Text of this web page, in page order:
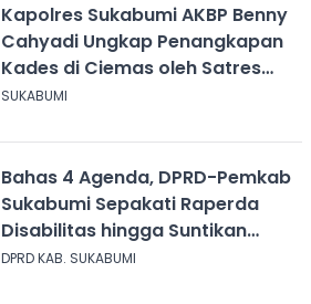
Kapolres Sukabumi AKBP Benny
Cahyadi Ungkap Penangkapan
Kades di Ciemas oleh Satres
Narkoba
SUKABUMI
Bahas 4 Agenda, DPRD-Pemkab
Sukabumi Sepakati Raperda
Disabilitas hingga Suntikan
Modal Perum Pesona Wisata
DPRD KAB. SUKABUMI